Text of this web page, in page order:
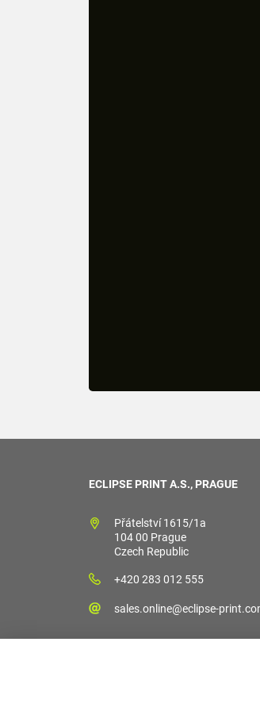
ECLIPSE PRINT A.S., PRAGUE
Přátelství 1615/1a
104 00 Prague
Czech Republic
+420 283 012 555
sales.online@eclipse-